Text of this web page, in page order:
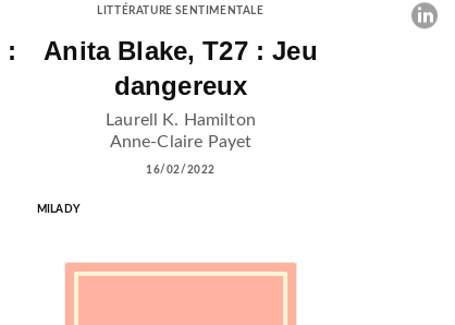
:
LITTÉRATURE SENTIMENTALE
Anita Blake, T27 : Jeu
dangereux
Laurell K. Hamilton
Anne-Claire Payet
16/02/2022
MILADY